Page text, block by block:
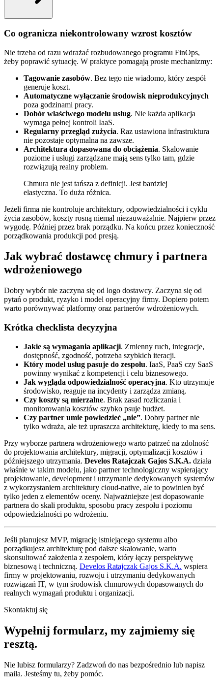
Co ogranicza niekontrolowany wzrost kosztów
Nie trzeba od razu wdrażać rozbudowanego programu FinOps,
żeby poprawić sytuację. W praktyce pomagają proste mechanizmy:
Tagowanie zasobów. Bez tego nie wiadomo, który zespół
generuje koszt.
Automatyczne wyłączanie środowisk nieprodukcyjnych
poza godzinami pracy.
Dobór właściwego modelu usług. Nie każda aplikacja
wymaga pełnej kontroli IaaS.
Regularny przegląd zużycia. Raz ustawiona infrastruktura
nie pozostaje optymalna na zawsze.
Architektura dopasowana do obciążenia. Skalowanie
poziome i usługi zarządzane mają sens tylko tam, gdzie
rozwiązują realny problem.
Chmura nie jest tańsza z definicji. Jest bardziej
elastyczna. To duża różnica.
Jeżeli firma nie kontroluje architektury, odpowiedzialności i cyklu
życia zasobów, koszty rosną niemal niezauważalnie. Najpierw przez
wygodę. Później przez brak porządku. Na końcu przez konieczność
porządkowania produkcji pod presją.
Jak wybrać dostawcę chmury i partnera
wdrożeniowego
Dobry wybór nie zaczyna się od logo dostawcy. Zaczyna się od
pytań o produkt, ryzyko i model operacyjny firmy. Dopiero potem
warto porównywać platformy oraz partnerów wdrożeniowych.
Krótka checklista decyzyjna
Jakie są wymagania aplikacji. Zmienny ruch, integracje,
dostępność, zgodność, potrzeba szybkich iteracji.
Który model usług pasuje do zespołu. IaaS, PaaS czy SaaS
powinny wynikać z kompetencji i celu biznesowego.
Jak wygląda odpowiedzialność operacyjna. Kto utrzymuje
środowisko, reaguje na incydenty i zarządza zmianą.
Czy koszty są mierzalne. Brak zasad rozliczania i
monitorowania kosztów szybko psuje budżet.
Czy partner umie powiedzieć „nie”. Dobry partner nie
tylko wdraża, ale też upraszcza architekturę, kiedy to ma sens.
Przy wyborze partnera wdrożeniowego warto patrzeć na zdolność
do projektowania architektury, migracji, optymalizacji kosztów i
późniejszego utrzymania. Develos Ratajczak Gajos S.K.A. działa
właśnie w takim modelu, jako partner technologiczny wspierający
projektowanie, development i utrzymanie dedykowanych systemów
z wykorzystaniem architektury cloud-native, ale to powinien być
tylko jeden z elementów oceny. Najważniejsze jest dopasowanie
partnera do skali produktu, sposobu pracy zespołu i poziomu
odpowiedzialności po wdrożeniu.
Jeśli planujesz MVP, migrację istniejącego systemu albo
porządkujesz architekturę pod dalsze skalowanie, warto
skonsultować założenia z zespołem, który łączy perspektywę
biznesową i techniczną. Develos Ratajczak Gajos S.K.A. wspiera
firmy w projektowaniu, rozwoju i utrzymaniu dedykowanych
rozwiązań IT, w tym środowisk chmurowych dopasowanych do
realnych wymagań produktu i organizacji.
Skontaktuj się
Wypełnij formularz, my zajmiemy się
resztą.
Nie lubisz formularzy? Zadzwoń do nas bezpośrednio lub napisz
maila. Jesteśmy tu, żeby pomóc.